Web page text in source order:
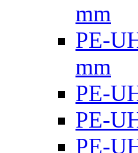
mm
PE-
mm
PE-
PE-
PE-